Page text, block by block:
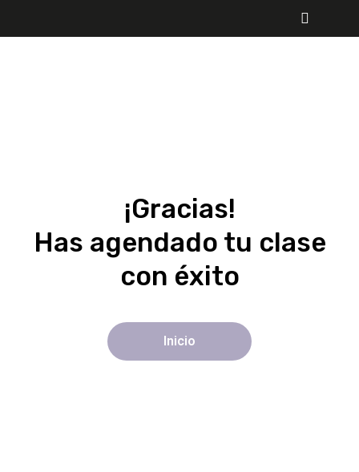
¡Gracias!
Has agendado tu clase
con éxito
Inicio
Inicio